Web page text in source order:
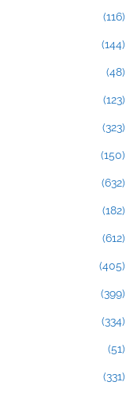
(116)
(144)
(48)
(123)
(323)
(150)
(632)
(182)
(612)
(405)
(399)
(334)
(51)
(331)